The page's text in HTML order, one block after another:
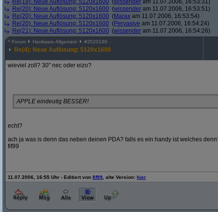
Re(19): Neue Auflösung: 5120x1600 (wissender am 11.07.2006, 16:53:31)
Re(20): Neue Auflösung: 5120x1600 (wissender am 11.07.2006, 16:53:51)
Re(20): Neue Auflösung: 5120x1600 (Marax am 11.07.2006, 16:53:54)
Re(20): Neue Auflösung: 5120x1600 (Pervasive am 11.07.2006, 16:54:24)
Re(21): Neue Auflösung: 5120x1600 (wissender am 11.07.2006, 16:54:26)
^ Forum Hardware-Allgemein #3520190
Re(4): Neue Auflösung: 5120x1600
wieviel zoll? 30" nec oder eizo?
APPLE eindeutig BESSER!
echt?
ach ja was is denn das neben deinen PDA? falls es ein handy ist welches
fif99
11.07.2006, 16:55 Uhr - Editiert von fif99 , alte Version: hier